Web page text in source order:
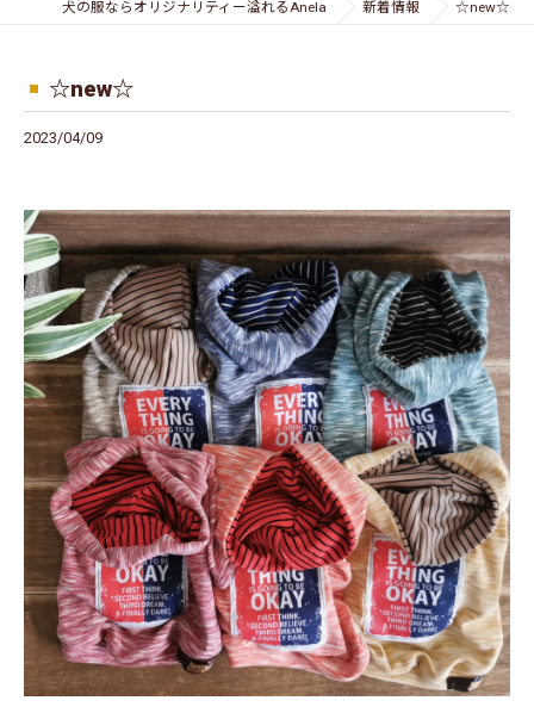
犬の服ならオリジナリティー溢れるAnela 新着情報 ☆new☆
☆new☆
2023/04/09